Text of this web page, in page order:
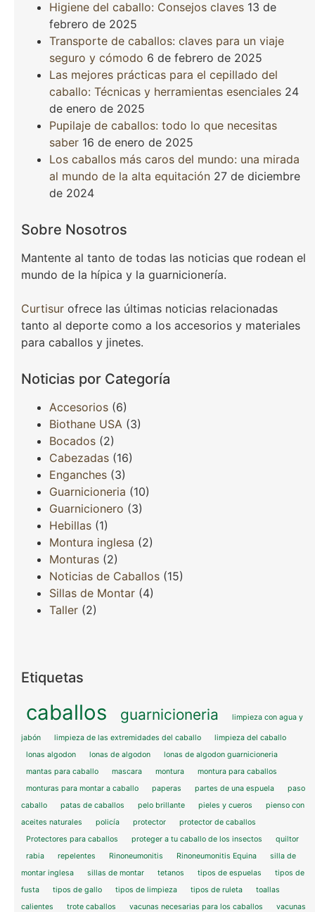
Higiene del caballo: Consejos claves 13 de
febrero de 2025
Transporte de caballos: claves para un viaje
seguro y cómodo 6 de febrero de 2025
Las mejores prácticas para el cepillado del
caballo: Técnicas y herramientas esenciales 24
de enero de 2025
Pupilaje de caballos: todo lo que necesitas
saber 16 de enero de 2025
Los caballos más caros del mundo: una mirada
al mundo de la alta equitación 27 de diciembre
de 2024
Sobre Nosotros
Mantente al tanto de todas las noticias que rodean el
mundo de la hípica y la guarnicionería.
Curtisur ofrece las últimas noticias relacionadas
tanto al deporte como a los accesorios y materiales
para caballos y jinetes.
Noticias por Categoría
Accesorios (6)
Biothane USA (3)
Bocados (2)
Cabezadas (16)
Enganches (3)
Guarnicioneria (10)
Guarnicionero (3)
Hebillas (1)
Montura inglesa (2)
Monturas (2)
Noticias de Caballos (15)
Sillas de Montar (4)
Taller (2)
Etiquetas
caballos guarnicioneria limpieza con agua y
jabón limpieza de las extremidades del caballo
limpieza del caballo
lonas algodon
lonas de algodon
lonas de algodon guarnicioneria
mantas para caballo
mascara montura
montura para caballos
monturas para montar a caballo
paperas partes de una espuela
paso
caballo
patas de caballos pelo brillante pieles y cueros
pienso con
aceites naturales
policía protector
protector de caballos
Protectores para caballos
proteger a tu caballo de los insectos
quiltor
rabia
repelentes Rinoneumonitis Rinoneumonitis Equina
silla de
montar inglesa
sillas de montar tetanos tipos de espuelas
tipos de
fusta
tipos de gallo tipos de limpieza tipos de ruleta
toallas
calientes
trote caballos vacunas necesarias para los caballos
vacunas